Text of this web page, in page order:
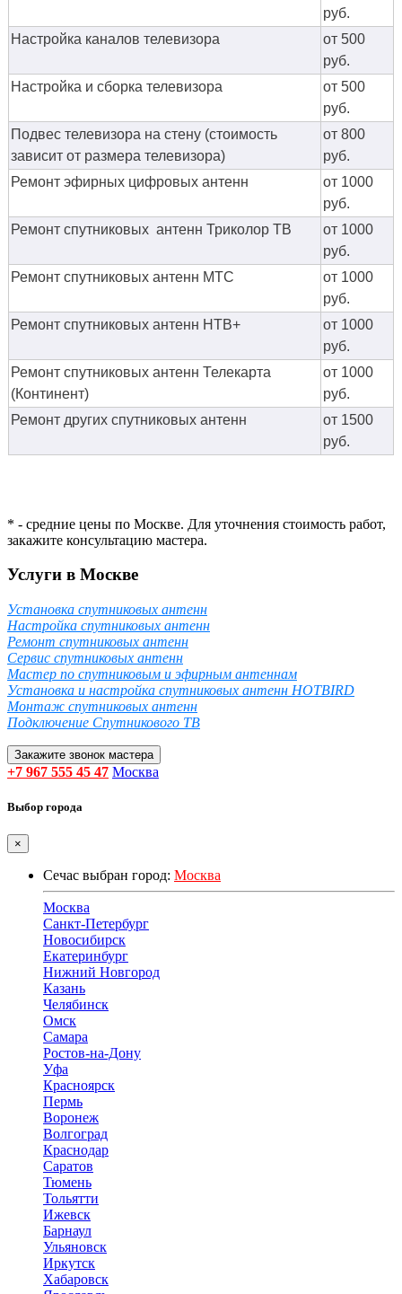
руб.
Настройка каналов телевизора
от 500
руб.
Настройка и сборка телевизора
от 500
руб.
Подвес телевизора на стену (стоимость
зависит от размера телевизора)
от 800
руб.
Ремонт эфирных цифровых антенн
от 1000
руб.
Ремонт спутниковых антенн Триколор ТВ
от 1000
руб.
Ремонт спутниковых антенн МТС
от 1000
руб.
Ремонт спутниковых антенн НТВ+
от 1000
руб.
Ремонт спутниковых антенн Телекарта
(Континент)
от 1000
руб.
Ремонт других спутниковых антенн
от 1500
руб.
* - средние цены по Москве. Для уточнения стоимость работ,
закажите консультацию мастера.
Услуги в Москве
Установка спутниковых антенн
Настройка спутниковых антенн
Ремонт спутниковых антенн
Сервис спутниковых антенн
Мастер по спутниковым и эфирным антеннам
Установка и настройка спутниковых антенн HOTBIRD
Монтаж спутниковых антенн
Подключение Спутникового ТВ
Закажите звонок мастера
+7 967 555 45 47 Москва
Выбор города
×
Сечас выбран город: Москва
Москва
Санкт-Петербург
Новосибирск
Екатеринбург
Нижний Новгород
Казань
Челябинск
Омск
Самара
Ростов-на-Дону
Уфа
Красноярск
Пермь
Воронеж
Волгоград
Краснодар
Саратов
Тюмень
Тольятти
Ижевск
Барнаул
Ульяновск
Иркутск
Хабаровск